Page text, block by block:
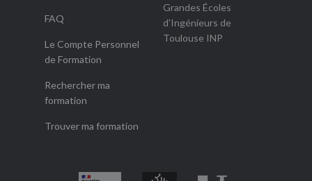
FAQ
Le Compte Personnel
de Formation
Rechercher ma
formation
Trouver ma formation
Grandes Écoles
d'Ingénieurs de
Toulouse INP